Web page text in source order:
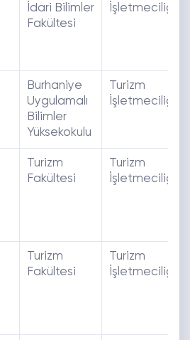
İdari Bilimler
Fakültesi
İşletmeciliği
Burhaniye
Uygulamalı
Bilimler
Yüksekokulu
Turizm
İşletmeciliği
Turizm
Fakültesi
Turizm
İşletmeciliği
Turizm
Fakültesi
Turizm
İşletmeciliği